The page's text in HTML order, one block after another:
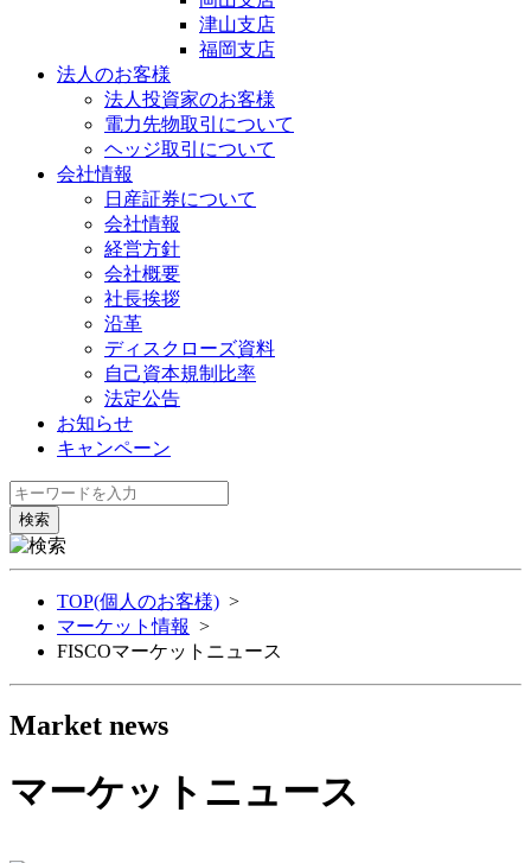
津山支店
福岡支店
法人のお客様
法人投資家のお客様
電力先物取引について
ヘッジ取引について
会社情報
日産証券について
会社情報
経営方針
会社概要
社長挨拶
沿革
ディスクローズ資料
自己資本規制比率
法定公告
お知らせ
キャンペーン
TOP(個人のお客様) >
マーケット情報 >
FISCOマーケットニュース
Market news
マーケットニュース